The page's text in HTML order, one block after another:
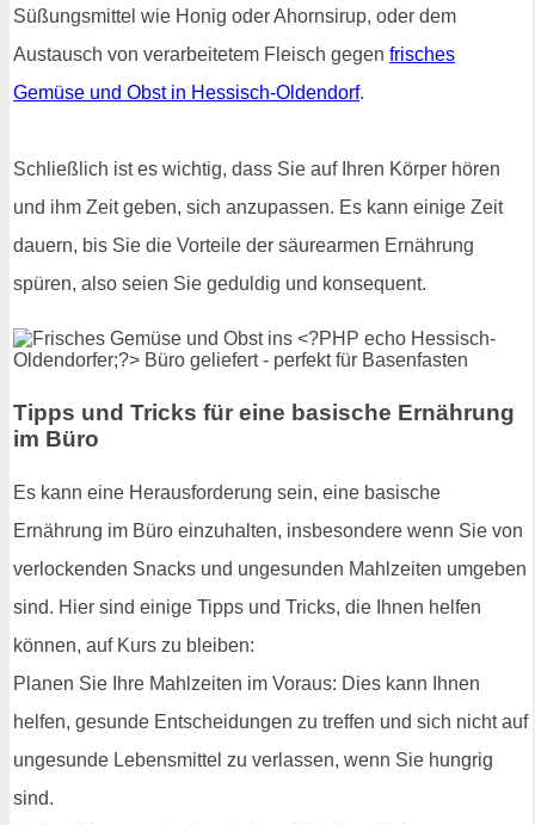
Süßungsmittel wie Honig oder Ahornsirup, oder dem
Austausch von verarbeitetem Fleisch gegen frisches
Gemüse und Obst in Hessisch-Oldendorf.
Schließlich ist es wichtig, dass Sie auf Ihren Körper hören
und ihm Zeit geben, sich anzupassen. Es kann einige Zeit
dauern, bis Sie die Vorteile der säurearmen Ernährung
spüren, also seien Sie geduldig und konsequent.
Tipps und Tricks für eine basische Ernährung
im Büro
Es kann eine Herausforderung sein, eine basische
Ernährung im Büro einzuhalten, insbesondere wenn Sie von
verlockenden Snacks und ungesunden Mahlzeiten umgeben
sind. Hier sind einige Tipps und Tricks, die Ihnen helfen
können, auf Kurs zu bleiben:
Planen Sie Ihre Mahlzeiten im Voraus: Dies kann Ihnen
helfen, gesunde Entscheidungen zu treffen und sich nicht auf
ungesunde Lebensmittel zu verlassen, wenn Sie hungrig
sind.